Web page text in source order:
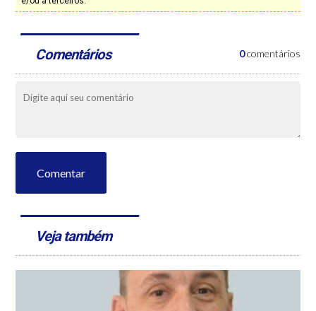
Comentários 0comentários
Comentar
Veja também